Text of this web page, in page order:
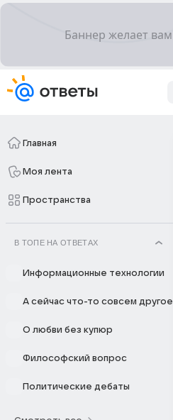
Главная
Моя лента
Пространства
В ТОПЕ НА ОТВЕТАХ
Информационные технологии
А сейчас что-то совсем другое
О любви без купюр
Философский вопрос
Политические дебаты